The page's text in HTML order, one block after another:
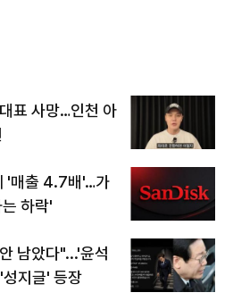
표 사망…인천 아
'매출 4.7배'…가
하락'
남았다"...'윤석
지글' 등장